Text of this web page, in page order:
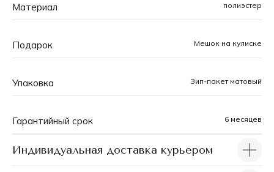
учитываются не только актуальные модные
тенденции, но и практическая функциональность,
оригинальным и удобным.
Материал полиэстер
Подарок Мешок на кулиске
Упаковка Зип-пакет матовый
Гарантийный срок 6 месяцев
Индивидуальная доставка курьером